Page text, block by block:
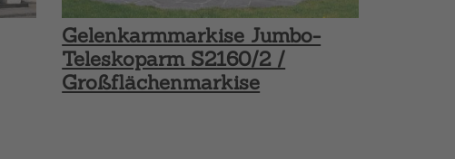
Gelenkarmmarkise Jumbo-
Teleskoparm S2160/2 /
Großflächenmarkise